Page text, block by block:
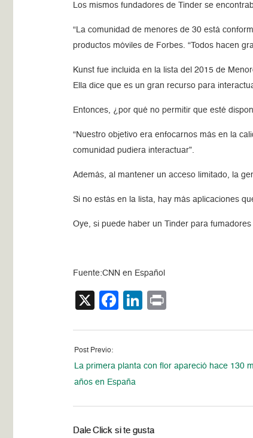
Los mismos fundadores de Tinder se
“La comunidad de menores de 30 está
productos móviles de Forbes. “Todos hacen
Kunst fue incluida en la lista del 2015 de
Ella dice que es un gran recurso para
Entonces, ¿por qué no permitir que esté
“Nuestro objetivo era enfocarnos más en la
comunidad pudiera interactuar”.
Además, al mantener un acceso limitado, la
Si no estás en la lista, hay más aplicaciones
Oye, si puede haber un Tinder para
Fuente:CNN en Español
X Facebook
LinkedIn
Post Previo:
La primera planta con flor apareció hace 130
años en España
Dale Click si te gusta